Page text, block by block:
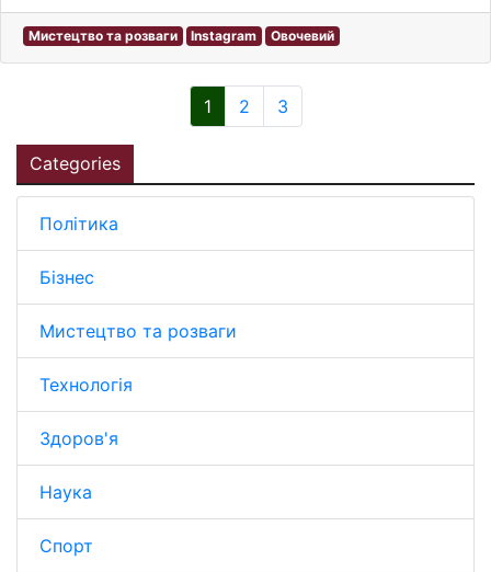
Мистецтво та розваги Instagram Овочевий
1 2 3
Categories
Політика
Бізнес
Мистецтво та розваги
Технологія
Здоров'я
Наука
Спорт